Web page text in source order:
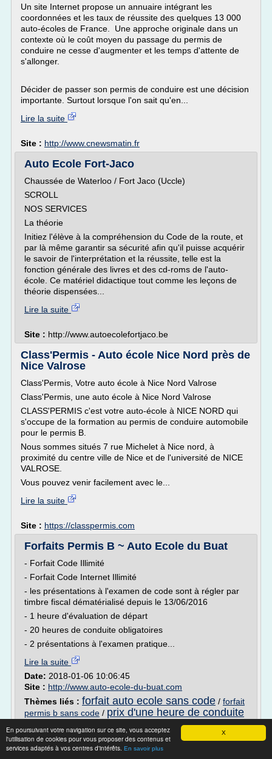
X
En poursuivant votre navigation sur ce site, vous acceptez
l'utilisation de cookies pour vous proposer des contenus et
services adaptés à vos centres d'intérêts. En savoir plus
Un site Internet propose un annuaire intégrant les
coordonnées et les taux de réussite des quelques 13 000
auto-écoles de France. Une approche originale dans un
contexte où le coût moyen du passage du permis de
conduire ne cesse d'augmenter et les temps d'attente de
s'allonger.
Décider de passer son permis de conduire est une décision
importante. Surtout lorsque l'on sait qu'en...
Lire la suite
Site : http://www.cnewsmatin.fr
Auto Ecole Fort-Jaco
Chaussée de Waterloo / Fort Jaco (Uccle)
SCROLL
NOS SERVICES
La théorie
Initiez l'élève à la compréhension du Code de la route, et
par là même garantir sa sécurité afin qu'il puisse acquérir
le savoir de l'interprétation et la réussite, telle est la
fonction générale des livres et des cd-roms de l'auto-
école. Ce matériel didactique tout comme les leçons de
théorie dispensées...
Lire la suite
Site : http://www.autoecolefortjaco.be
Class'Permis - Auto école Nice Nord près de
Nice Valrose
Class'Permis, Votre auto école à Nice Nord Valrose
Class'Permis, une auto école à Nice Nord Valrose
CLASS'PERMIS c'est votre auto-école à NICE NORD qui
s'occupe de la formation au permis de conduire automobile
pour le permis B.
Nous sommes situés 7 rue Michelet à Nice nord, à
proximité du centre ville de Nice et de l'université de NICE
VALROSE.
Vous pouvez venir facilement avec le...
Lire la suite
Site : https://classpermis.com
Forfaits Permis B ~ Auto Ecole du Buat
- Forfait Code Illimité
- Forfait Code Internet Illimité
- les présentations à l'examen de code sont à régler par
timbre fiscal dématérialisé depuis le 13/06/2016
- 1 heure d'évaluation de départ
- 20 heures de conduite obligatoires
- 2 présentations à l'examen pratique...
Lire la suite
Date: 2018-01-06 10:06:45
Site : http://www.auto-ecole-du-buat.com
Thèmes liés : forfait auto ecole sans code / forfait
permis b sans code / prix d'une heure de conduite
prix de l'heure d'auto ecole/
examen pratique du permis de conduite